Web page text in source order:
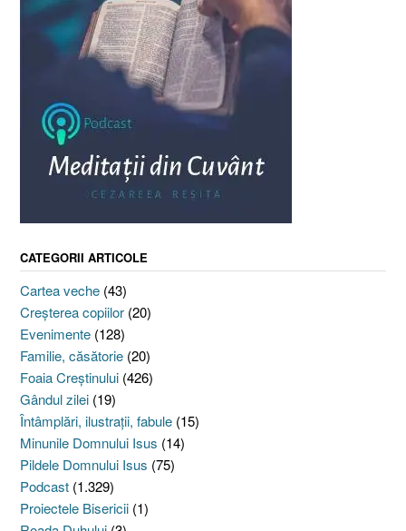
CATEGORII ARTICOLE
Cartea veche (43)
Creşterea copiilor (20)
Evenimente (128)
Familie, căsătorie (20)
Foaia Creştinului (426)
Gândul zilei (19)
Întâmplări, ilustraţii, fabule (15)
Minunile Domnului Isus (14)
Pildele Domnului Isus (75)
Podcast (1.329)
Proiectele Bisericii (1)